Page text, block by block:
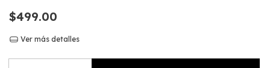
$499.00
Ver más detalles